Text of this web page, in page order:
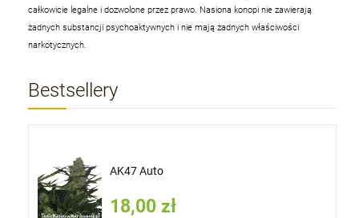
całkowicie legalne i dozwolone przez prawo. Nasiona konopi nie zawierają
żadnych substancji psychoaktywnych i nie mają żadnych właściwości
narkotycznych.
Bestsellery
AK47 Auto
18,00 zł